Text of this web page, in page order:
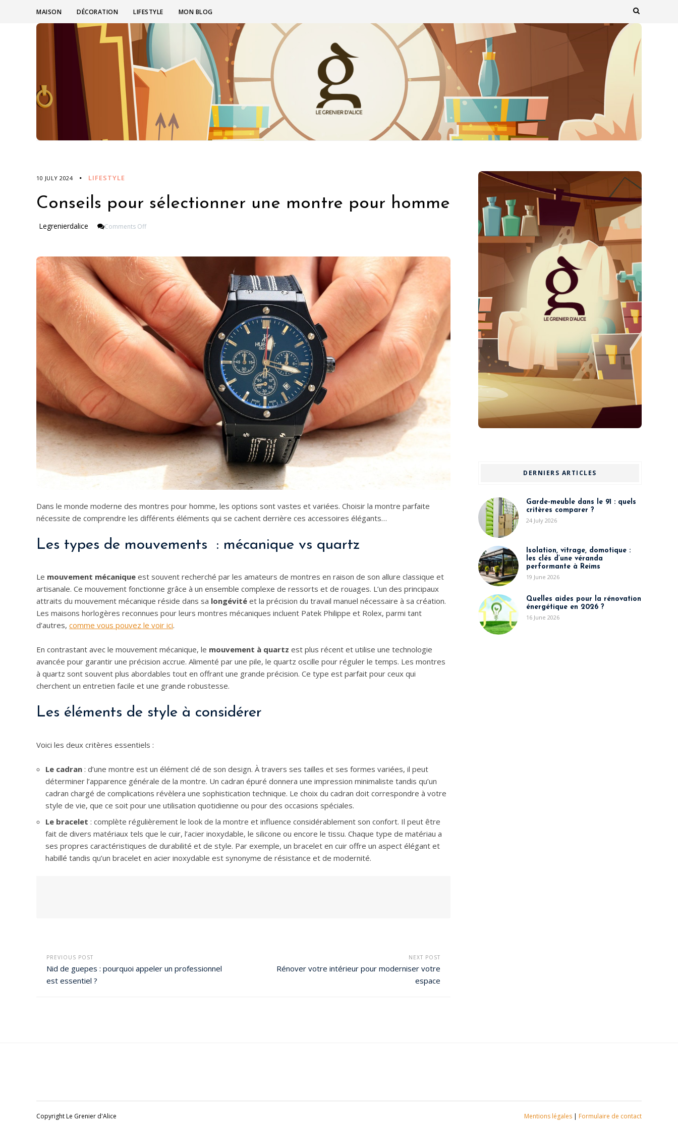
MAISON DÉCORATION LIFESTYLE MON BLOG
10 JULY 2024 LIFESTYLE
Conseils pour sélectionner une montre pour homme
Legrenierdalice Comments OffOn
Une
Montre
Pour
Homme
Dans le monde moderne des montres pour homme, les options sont vastes et variées. Choisir la montre parfaite
nécessite de comprendre les différents éléments qui se cachent derrière ces accessoires élégants…
Les types de mouvements : mécanique vs quartz
Le mouvement mécanique est souvent recherché par les amateurs de montres en raison de son allure classique et
artisanale. Ce mouvement fonctionne grâce à un ensemble complexe de ressorts et de rouages. L’un des principaux
attraits du mouvement mécanique réside dans sa longévité et la précision du travail manuel nécessaire à sa création.
Les maisons horlogères reconnues pour leurs montres mécaniques incluent Patek Philippe et Rolex, parmi tant
d’autres, comme vous pouvez le voir ici.
En contrastant avec le mouvement mécanique, le mouvement à quartz est plus récent et utilise une technologie
avancée pour garantir une précision accrue. Alimenté par une pile, le quartz oscille pour réguler le temps. Les montres
à quartz sont souvent plus abordables tout en offrant une grande précision. Ce type est parfait pour ceux qui
cherchent un entretien facile et une grande robustesse.
Les éléments de style à considérer
Voici les deux critères essentiels :
Le cadran : d’une montre est un élément clé de son design. À travers ses tailles et ses formes variées, il peut
déterminer l’apparence générale de la montre. Un cadran épuré donnera une impression minimaliste tandis qu’un
cadran chargé de complications révèlera une sophistication technique. Le choix du cadran doit correspondre à votre
style de vie, que ce soit pour une utilisation quotidienne ou pour des occasions spéciales.
Le bracelet : complète régulièrement le look de la montre et influence considérablement son confort. Il peut être
fait de divers matériaux tels que le cuir, l’acier inoxydable, le silicone ou encore le tissu. Chaque type de matériau a
ses propres caractéristiques de durabilité et de style. Par exemple, un bracelet en cuir offre un aspect élégant et
habillé tandis qu’un bracelet en acier inoxydable est synonyme de résistance et de modernité.
PREVIOUS POST
Nid de guepes : pourquoi appeler un professionnel
est essentiel ?
NEXT POST
Rénover votre intérieur pour moderniser votre
espace
DERNIERS ARTICLES
Garde-meuble dans le 91 : quels
critères comparer ?
24 July 2026
Isolation, vitrage, domotique :
les clés d’une véranda
performante à Reims
19 June 2026
Quelles aides pour la rénovation
énergétique en 2026 ?
16 June 2026
Copyright Le Grenier d'Alice Mentions légales | Formulaire de contact